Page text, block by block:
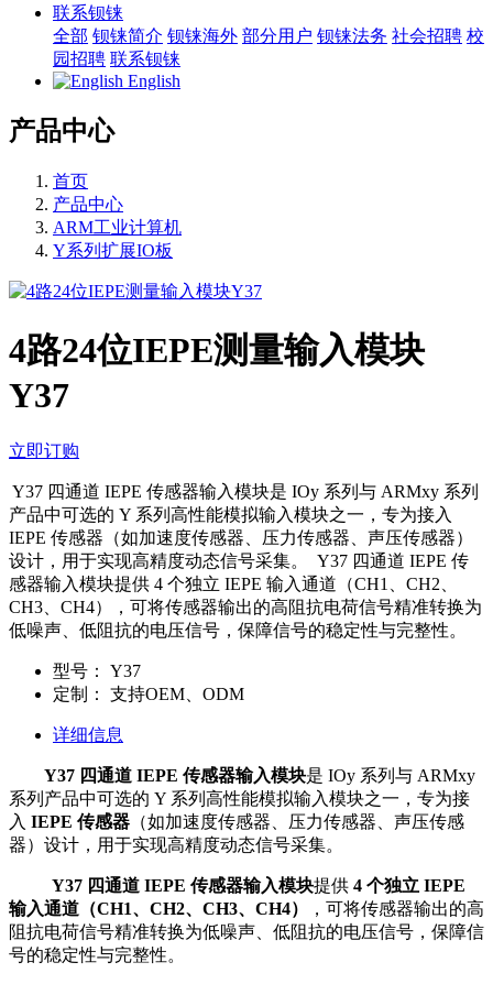
联系钡铼
全部 钡铼简介 钡铼海外 部分用户 钡铼法务 社会招聘 校
园招聘 联系钡铼
English
产品中心
首页
产品中心
ARM工业计算机
Y系列扩展IO板
4路24位IEPE测量输入模块
Y37
立即订购
​ ​Y37 四通道 IEPE 传感器输入模块是 IOy 系列与 ARMxy 系列
产品中可选的 Y 系列高性能模拟输入模块之一，专为接入
IEPE 传感器（如加速度传感器、压力传感器、声压传感器）
设计，用于实现高精度动态信号采集。 ​ ​ Y37 四通道 IEPE 传
感器输入模块提供 4 个独立 IEPE 输入通道（CH1、CH2、
CH3、CH4），可将传感器输出的高阻抗电荷信号精准转换为
低噪声、低阻抗的电压信号，保障信号的稳定性与完整性。
型号：
Y37
定制：
支持OEM、ODM
详细信息
Y37 四通道 IEPE 传感器输入模块是 IOy 系列与 ARMxy
系列产品中可选的 Y 系列高性能模拟输入模块之一，专为接
入 IEPE 传感器 （如加速度传感器、压力传感器、声压传感
器）设计，用于实现高精度动态信号采集。
Y37 四通道 IEPE 传感器输入模块提供 4 个独立 IEPE
输入通道（CH1、CH2、CH3、CH4）
，可将传感器输出的高
阻抗电荷信号精准转换为低噪声、低阻抗的电压信号，保障信
号的稳定性与完整性。